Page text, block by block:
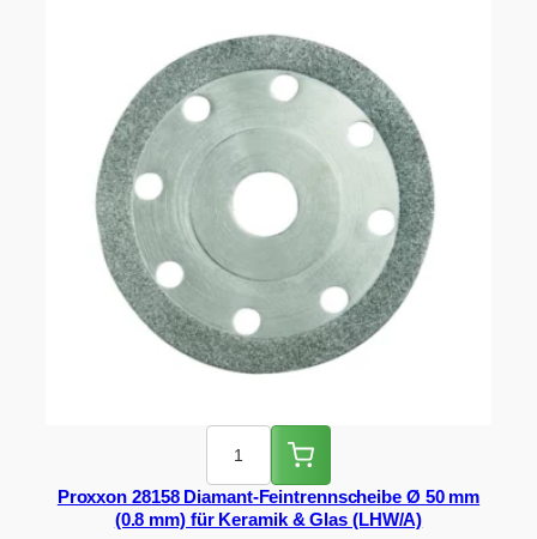
Proxxon 28158 Diamant-Feintrennscheibe Ø 50 mm
(0.8 mm) für Keramik & Glas (LHW/A)